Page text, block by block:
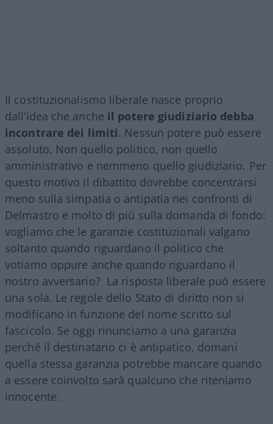
Il costituzionalismo liberale nasce proprio
dall’idea che anche il potere giudiziario debba
incontrare dei limiti. Nessun potere può essere
assoluto. Non quello politico, non quello
amministrativo e nemmeno quello giudiziario. Per
questo motivo il dibattito dovrebbe concentrarsi
meno sulla simpatia o antipatia nei confronti di
Delmastro e molto di più sulla domanda di fondo:
vogliamo che le garanzie costituzionali valgano
soltanto quando riguardano il politico che
votiamo oppure anche quando riguardano il
nostro avversario? La risposta liberale può essere
una sola. Le regole dello Stato di diritto non si
modificano in funzione del nome scritto sul
fascicolo. Se oggi rinunciamo a una garanzia
perché il destinatario ci è antipatico, domani
quella stessa garanzia potrebbe mancare quando
a essere coinvolto sarà qualcuno che riteniamo
innocente.